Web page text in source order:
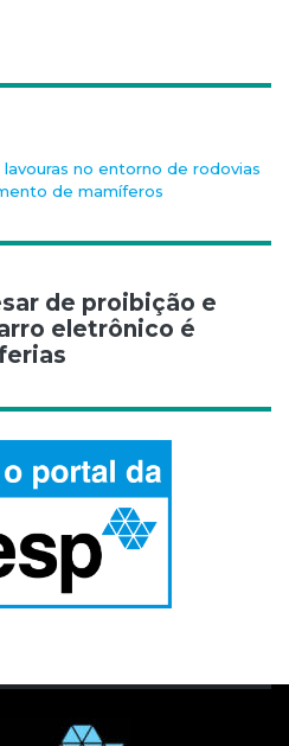
no entorno de rodovias
de mamíferos
Post
de proibição e
eletrônico é